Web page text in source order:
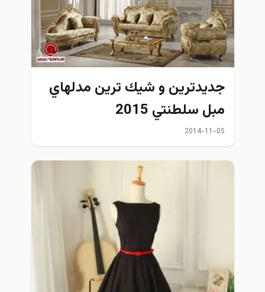
جديدترين و شيك ترين مدلهاي
مبل سلطنتي 2015
2014-11-05